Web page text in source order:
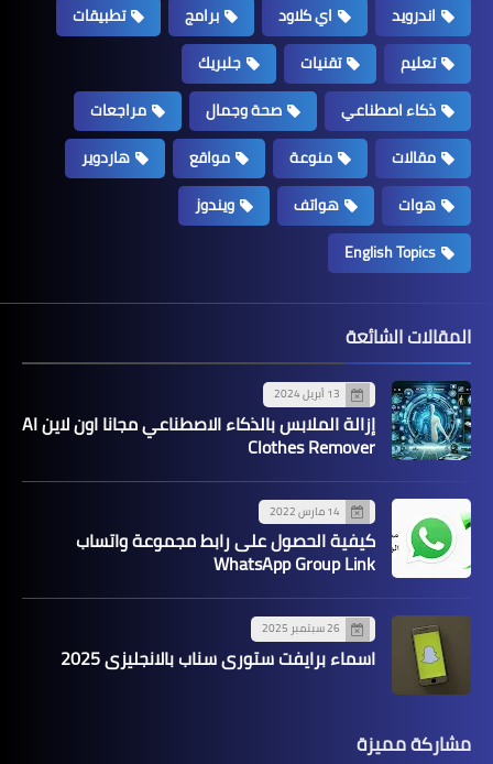
اندرويد
اي كلاود برامج
تطبيقات
تعليم
تقنيات
جلبريك
ذكاء اصطناعي
صحة وجمال
مراجعات
مقالات
منوعة مواقع
هاردوير
هوات
هواتف
ويندوز
English Topics
المقالات الشائعة
13 أبريل 2024
إزالة الملابس بالذكاء الاصطناعي مجانا اون لاين AI
Clothes Remover
14 مارس 2022
كيفية الحصول على رابط مجموعة واتساب
WhatsApp Group Link
26 سبتمبر 2025
اسماء برايفت ستوري سناب بالانجليزي 2025
مشاركة مميزة